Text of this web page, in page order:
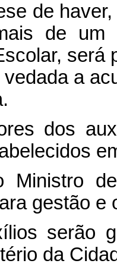
de
de um
será
a
dos
de
gestão
serão
da